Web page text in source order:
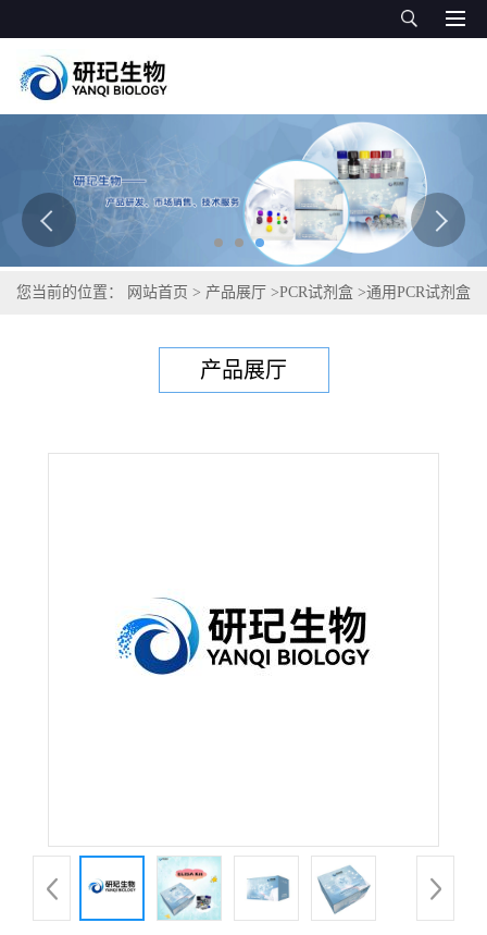
您当前的位置： 网站首页 > 产品展厅 >PCR试剂盒 >通用PCR试剂盒
产品展厅